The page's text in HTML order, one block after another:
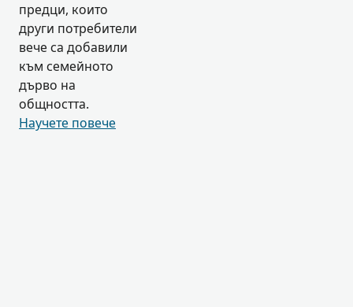
предци, които
други потребители
вече са добавили
към семейното
дърво на
общността.
Научете повече